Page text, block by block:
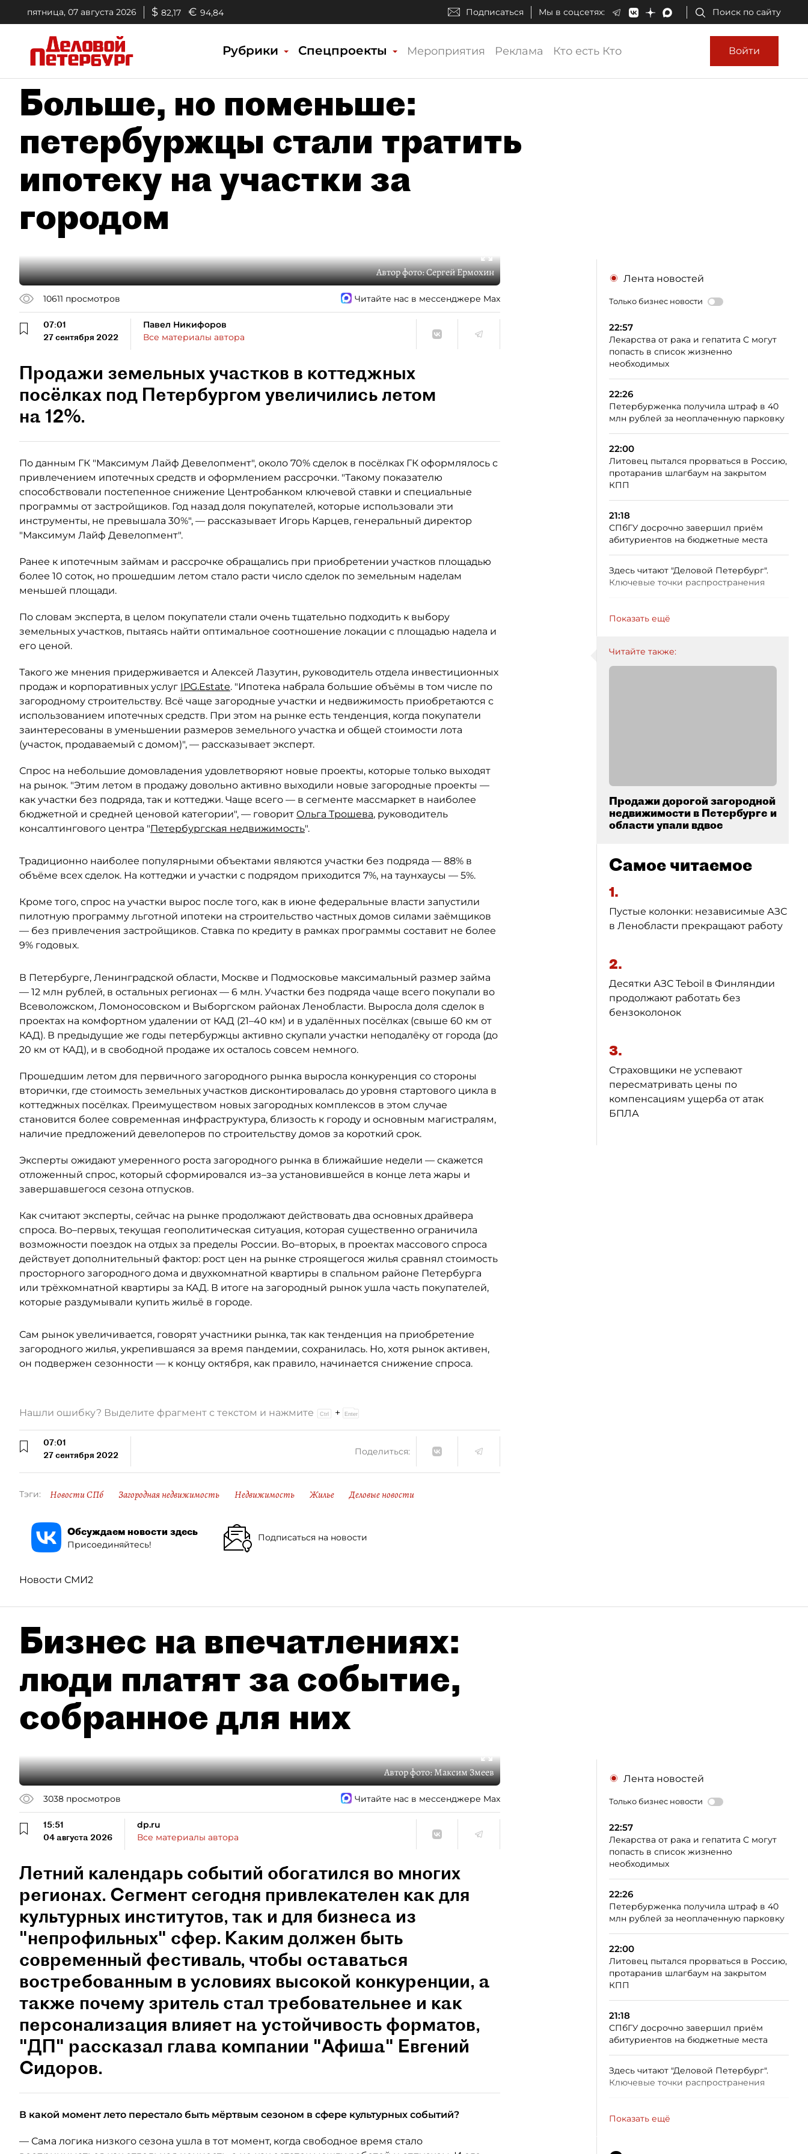
пятница, 07 августа 2026 $ 82,17 € 94,84 Подписаться Мы в соцсетях: Поиск по сайту
Рубрики Спецпроекты Мероприятия Реклама Кто есть Кто Войти
Больше, но поменьше:
петербуржцы стали тратить
ипотеку на участки за
городом
Автор фото:Сергей Ермохин
10611 просмотров Читайте нас в мессенджере Max
07:01
27 сентября 2022
Павел Никифоров
Все материалы автора
Продажи земельных участков в коттеджных
посёлках под Петербургом увеличились летом
на 12%.
По данным ГК "Максимум Лайф Девелопмент", около 70% сделок в посёлках ГК оформлялось с
привлечением ипотечных средств и оформлением рассрочки. "Такому показателю
способствовали постепенное снижение Центробанком ключевой ставки и специальные
программы от застройщиков. Год назад доля покупателей, которые использовали эти
инструменты, не превышала 30%", — рассказывает Игорь Карцев, генеральный директор
"Максимум Лайф Девелопмент".
Ранее к ипотечным займам и рассрочке обращались при приобретении участков площадью
более 10 соток, но прошедшим летом стало расти число сделок по земельным наделам
меньшей площади.
По словам эксперта, в целом покупатели стали очень тщательно подходить к выбору
земельных участков, пытаясь найти оптимальное соотношение локации с площадью надела и
его ценой.
Такого же мнения придерживается и Алексей Лазутин, руководитель отдела инвестиционных
продаж и корпоративных услуг IPG.Estate. "Ипотека набрала большие объёмы в том числе по
загородному строительству. Всё чаще загородные участки и недвижимость приобретаются с
использованием ипотечных средств. При этом на рынке есть тенденция, когда покупатели
заинтересованы в уменьшении размеров земельного участка и общей стоимости лота
(участок, продаваемый с домом)", — рассказывает эксперт.
Спрос на небольшие домовладения удовлетворяют новые проекты, которые только выходят
на рынок. "Этим летом в продажу довольно активно выходили новые загородные проекты —
как участки без подряда, так и коттеджи. Чаще всего — в сегменте массмаркет в наиболее
бюджетной и средней ценовой категории", — говорит Ольга Трошева, руководитель
консалтингового центра "Петербургская недвижимость".
Традиционно наиболее популярными объектами являются участки без подряда — 88% в
объёме всех сделок. На коттеджи и участки с подрядом приходится 7%, на таунхаусы — 5%.
Кроме того, спрос на участки вырос после того, как в июне федеральные власти запустили
пилотную программу льготной ипотеки на строительство частных домов силами заёмщиков
— без привлечения застройщиков. Ставка по кредиту в рамках программы составит не более
9% годовых.
В Петербурге, Ленинградской области, Москве и Подмосковье максимальный размер займа
— 12 млн рублей, в остальных регионах — 6 млн. Участки без подряда чаще всего покупали во
Всеволожском, Ломоносовском и Выборгском районах Ленобласти. Выросла доля сделок в
проектах на комфортном удалении от КАД (21–40 км) и в удалённых посёлках (свыше 60 км от
КАД). В предыдущие же годы петербуржцы активно скупали участки неподалёку от города (до
20 км от КАД), и в свободной продаже их осталось совсем немного.
Прошедшим летом для первичного загородного рынка выросла конкуренция со стороны
вторички, где стоимость земельных участков дисконтировалась до уровня стартового цикла в
коттеджных посёлках. Преимуществом новых загородных комплексов в этом случае
становится более современная инфраструктура, близость к городу и основным магистралям,
наличие предложений девелоперов по строительству домов за короткий срок.
Эксперты ожидают умеренного роста загородного рынка в ближайшие недели — скажется
отложенный спрос, который сформировался из–за установившейся в конце лета жары и
завершавшегося сезона отпусков.
Как считают эксперты, сейчас на рынке продолжают действовать два основных драйвера
спроса. Во–первых, текущая геополитическая ситуация, которая существенно ограничила
возможности поездок на отдых за пределы России. Во–вторых, в проектах массового спроса
действует дополнительный фактор: рост цен на рынке строящегося жилья сравнял стоимость
просторного загородного дома и двухкомнатной квартиры в спальном районе Петербурга
или трёхкомнатной квартиры за КАД. В итоге на загородный рынок ушла часть покупателей,
которые раздумывали купить жильё в городе.
Сам рынок увеличивается, говорят участники рынка, так как тенденция на приобретение
загородного жилья, укрепившаяся за время пандемии, сохранилась. Но, хотя рынок активен,
он подвержен сезонности — к концу октября, как правило, начинается снижение спроса.
Лента новостей
Только бизнес новости
22:57
Лекарства от рака и гепатита C могут
попасть в список жизненно
необходимых
22:26
Петербурженка получила штраф в 40
млн рублей за неоплаченную парковку
22:00
Литовец пытался прорваться в Россию,
протаранив шлагбаум на закрытом
КПП
21:18
СПбГУ досрочно завершил приём
абитуриентов на бюджетные места
Здесь читают "Деловой Петербург".
Ключевые точки распространения
Показать ещё
Читайте также:
Продажи дорогой загородной
недвижимости в Петербурге и
области упали вдвое
Самое читаемое
1.
Пустые колонки: независимые АЗС
в Ленобласти прекращают работу
2.
Десятки АЗС Teboil в Финляндии
продолжают работать без
бензоколонок
3.
Страховщики не успевают
пересматривать цены по
компенсациям ущерба от атак
БПЛА
Нашли ошибку? Выделите фрагмент с текстом и нажмите +
07:01
27 сентября 2022
Поделиться:
Тэги: Новости СПб Загородная недвижимость Недвижимость Жилье Деловые новости
Обсуждаем новости здесь
Присоединяйтесь!
Подписаться на новости
Новости СМИ2
Бизнес на впечатлениях:
люди платят за событие,
собранное для них
Автор фото:Максим Змеев
3038 просмотров Читайте нас в мессенджере Max
15:51
04 августа 2026
dp.ru
Все материалы автора
Летний календарь событий обогатился во многих
регионах. Сегмент сегодня привлекателен как для
культурных институтов, так и для бизнеса из
"непрофильных" сфер. Каким должен быть
современный фестиваль, чтобы оставаться
востребованным в условиях высокой конкуренции, а
также почему зритель стал требовательнее и как
персонализация влияет на устойчивость форматов,
"ДП" рассказал глава компании "Афиша" Евгений
Сидоров.
В какой момент лето перестало быть мёртвым сезоном в сфере культурных событий?
— Сама логика низкого сезона ушла в тот момент, когда свободное время стало
Лента новостей
Только бизнес новости
22:57
Лекарства от рака и гепатита C могут
попасть в список жизненно
необходимых
22:26
Петербурженка получила штраф в 40
млн рублей за неоплаченную парковку
22:00
Литовец пытался прорваться в Россию,
протаранив шлагбаум на закрытом
КПП
21:18
СПбГУ досрочно завершил приём
абитуриентов на бюджетные места
Здесь читают "Деловой Петербург".
Ключевые точки распространения
Показать ещё